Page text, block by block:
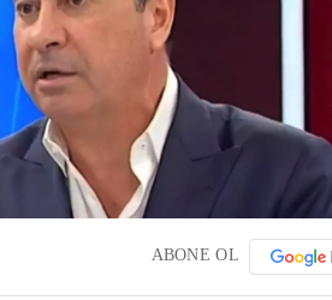
ABONE OL